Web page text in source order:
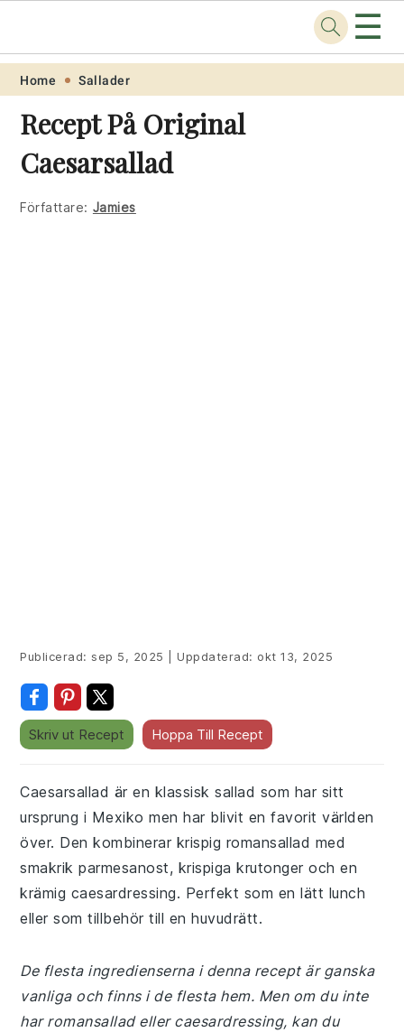
Skip
primary
navigation
Skip
main
content
Skip
primary
sidebar
Skip
footer
Recept.one ☰
Home Sallader
Recept På Original
Caesarsallad
Författare: Jamies
Publicerad:sep 5, 2025 Uppdaterad: okt 13, 2025
Skriv ut Recept Hoppa Till Recept
Caesarsallad är en klassisk sallad som har sitt
ursprung i Mexiko men har blivit en favorit världen
över. Den kombinerar krispig romansallad med
smakrik parmesanost, krispiga krutonger och en
krämig caesardressing. Perfekt som en lätt lunch
eller som tillbehör till en huvudrätt.
De flesta ingredienserna i denna recept är ganska
vanliga och finns i de flesta hem. Men om du inte
har romansallad eller caesardressing, kan du